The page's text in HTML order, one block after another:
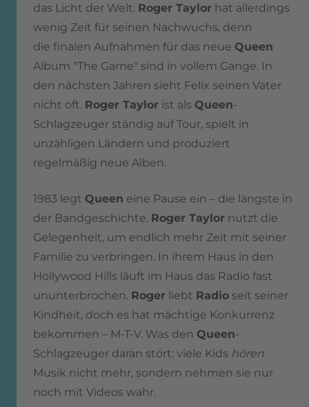
das Licht der Welt. Roger Taylor hat allerdings
wenig Zeit für seinen Nachwuchs, denn
die finalen Aufnahmen für das neue Queen
Album "The Game" sind in vollem Gange. In
den nächsten Jahren sieht Felix seinen Vater
nicht oft. Roger Taylor ist als Queen-
Schlagzeuger ständig auf Tour, spielt in
unzähligen Ländern und produziert
regelmäßig neue Alben.
1983 legt Queen eine Pause ein – die längste in
der Bandgeschichte. Roger Taylor nutzt die
Gelegenheit, um endlich mehr Zeit mit seiner
Familie zu verbringen. In ihrem Haus in den
Hollywood Hills läuft im Haus das Radio fast
ununterbrochen. Roger liebt Radio seit seiner
Kindheit, doch es hat mächtige Konkurrenz
bekommen – M-T-V. Was den Queen-
Schlagzeuger daran stört: viele Kids hören
Musik nicht mehr, sondern nehmen sie nur
noch mit Videos wahr.